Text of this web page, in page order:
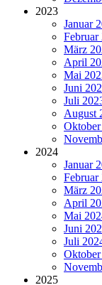
2023
Januar
Februar
März
April
Mai
Juni
Juli
August
2024
Januar
Februar
März
April
Mai
Juni
Juli
2025